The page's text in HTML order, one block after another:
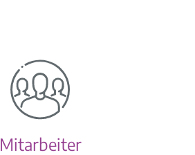
Mitarbeiter